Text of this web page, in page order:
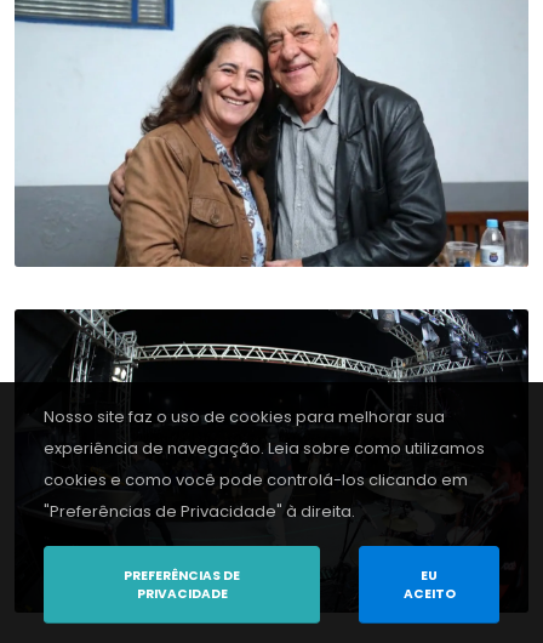
Nosso site faz o uso de cookies para melhorar sua
experiência de navegação. Leia sobre como utilizamos
cookies e como você pode controlá-los clicando em
"Preferências de Privacidade" à direita.
PREFERÊNCIAS DE
PRIVACIDADE
EU
ACEITO